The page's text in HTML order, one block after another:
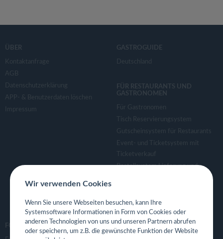
ÜBER
Kontaktanfrage
AGB
Datenschutzerklärung
APP- & Benutzerdaten löschen
Impressum
GASTROGUIDE
Deutschland
FÜR RESTAURANTS UND
GASTRONOMEN
Für Gastronomen
Tisch Reservierungsystem
Gutscheinsystem für Restaurants
Event- und Ticketsystem mit
Ticketverkauf
Bestellsystem Lieferung und
Eigene App für Restaurant
FOLGE UNS
Wir verwenden Cookies
Wenn Sie unsere Webseiten besuchen, kann Ihre
Systemsoftware Informationen in Form von Cookies oder
anderen Technologien von uns und unseren Partnern abrufen
oder speichern, um z.B. die gewünschte Funktion der Website